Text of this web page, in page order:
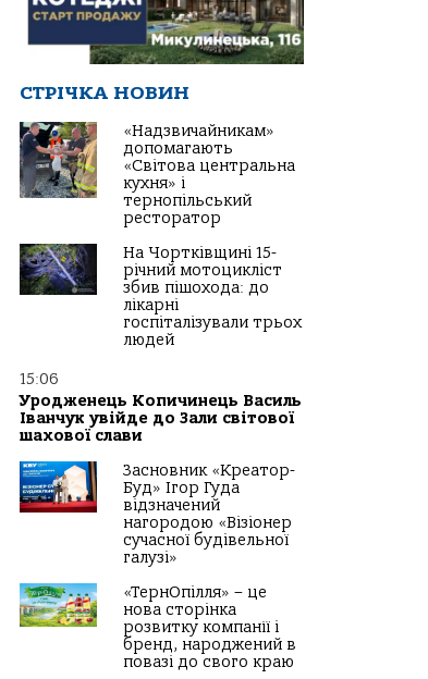
СТРІЧКА НОВИН
«Надзвичайникам»
допомагають
«Світова центральна
кухня» і
тернопільський
ресторатор
На Чортківщині 15-
річний мотоцикліст
збив пішохода: до
лікарні
госпіталізували трьох
людей
15:06
Уродженець Копичинець Василь
Іванчук увійде до Зали світової
шахової слави
Засновник «Креатор-
Буд» Ігор Гуда
відзначений
нагородою «Візіонер
сучасної будівельної
галузі»
«ТернОпілля» – це
нова сторінка
розвитку компанії і
бренд, народжений в
повазі до свого краю